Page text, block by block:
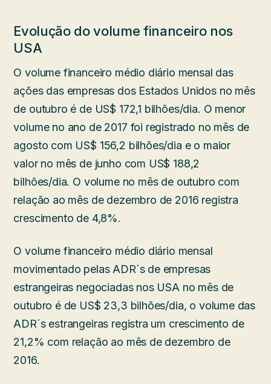
Evolução do volume financeiro nos
USA
O volume financeiro médio diário mensal das
ações das empresas dos Estados Unidos no mês
de outubro é de US$ 172,1 bilhões/dia. O menor
volume no ano de 2017 foi registrado no mês de
agosto com US$ 156,2 bilhões/dia e o maior
valor no mês de junho com US$ 188,2
bilhões/dia. O volume no mês de outubro com
relação ao mês de dezembro de 2016 registra
crescimento de 4,8%.
O volume financeiro médio diário mensal
movimentado pelas ADR´s de empresas
estrangeiras negociadas nos USA no mês de
outubro é de US$ 23,3 bilhões/dia, o volume das
ADR´s estrangeiras registra um crescimento de
21,2% com relação ao mês de dezembro de
2016.